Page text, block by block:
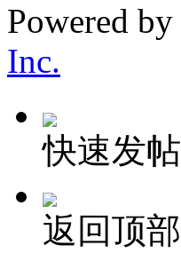
Powered by
Inc.
快速发帖
返回顶部